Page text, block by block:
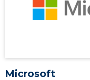
Microsoft